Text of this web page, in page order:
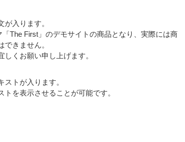
が入ります。
The First」のデモサイトの商品となり、実際には商
きません。
くお願い申し上げます。
ストが入ります。
を表示させることが可能です。